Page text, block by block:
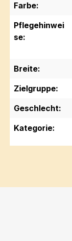
Farbe:
Pflegehinwei
se:
Breite:
Zielgruppe:
Geschlecht:
Kategorie: